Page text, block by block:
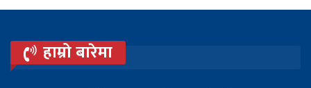
हाम्रो बारेमा